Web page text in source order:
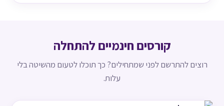
קורסים חינמיים להתחלה
רוצים להתרשם לפני שמתחילים? כך תוכלו לטעום מהשיטה בלי
עלות.